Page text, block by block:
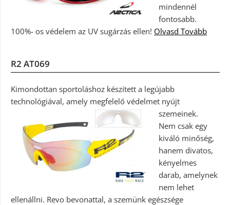
mindennél
fontosabb.
100%- os védelem az UV sugárzás ellen! Olvasd Tovább
R2 AT069
Kimondottan sportoláshoz készített a legújabb
technológiával, amely megfelelő védelmet nyújt
szemeinek.
Nem csak egy
kiváló minőség,
hanem divatos,
kényelmes
darab, amelynek
nem lehet
ellenállni. Revo bevonattal, a szemünk egészsége